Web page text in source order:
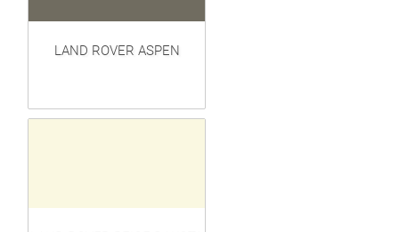
LAND ROVER ASPEN